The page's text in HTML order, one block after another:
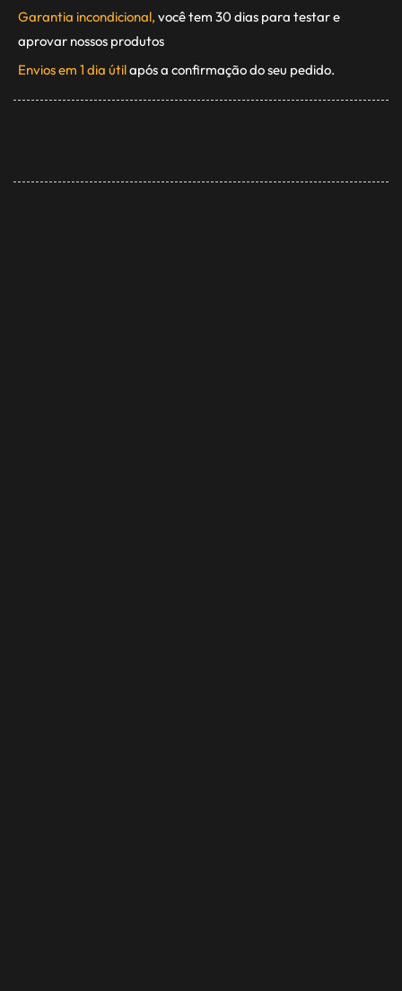
Garantia incondicional, você tem 30 dias para testar e
aprovar nossos produtos
Envios em 1 dia útilapós a confirmação do seu pedido.